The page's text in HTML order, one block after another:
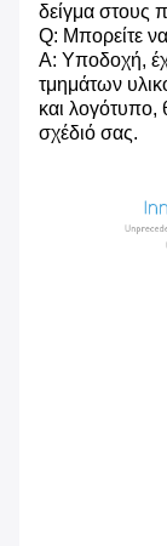
δείγμα στους
Q: Μπορείτε
Α: Υποδοχή,
τμημάτων
και
σχέδιό σας.